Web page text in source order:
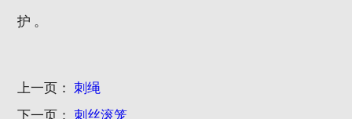
护 。
上一页： 刺绳
下一页： 刺丝滚笼